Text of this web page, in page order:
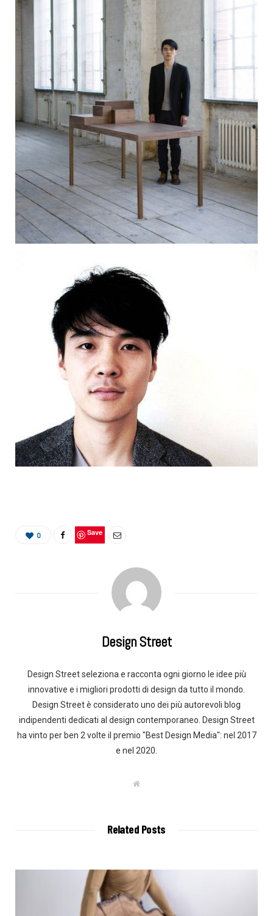
0 Save
Design Street
Design Street seleziona e racconta ogni giorno le idee più
innovative e i migliori prodotti di design da tutto il mondo.
Design Street è considerato uno dei più autorevoli blog
indipendenti dedicati al design contemporaneo. Design Street
ha vinto per ben 2 volte il premio "Best Design Media": nel 2017
e nel 2020.
W
Related Posts